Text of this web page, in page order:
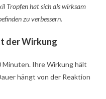
Tropfen hat sich als wirksam
zu verbessern.
der Wirkung
Minuten. Ihre Wirkung hält
hängt von der Reaktion